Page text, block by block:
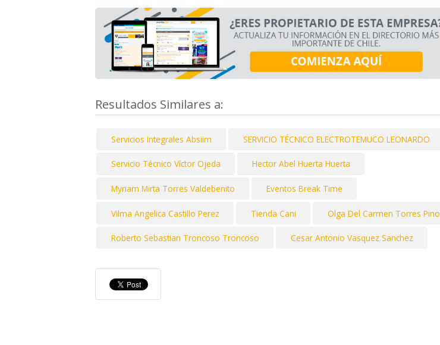
Resultados Similares a:
Servicios Integrales Absiim SERVICIO TÉCNICO ELECTROTEMUCO LEONARDO
Servicio Técnico Víctor Ojeda Hector Abel Huerta Huerta
Myriam Mirta Torres Valdebenito Eventos Break Time
Vilma Angelica Castillo Perez Tienda Cani Olga Del Carmen Torres Pino
Roberto Sebastian Troncoso Troncoso Cesar Antonio Vasquez Sanchez